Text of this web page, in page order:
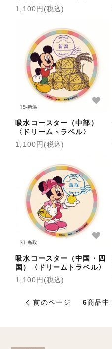
ル〉
1,100円(税込)
吸水コースター（中部）
〈ドリームトラベル〉
1,100円(税込)
吸水コースター（中国・四
国）〈ドリームトラベル〉
1,100円(税込)
前のページ 6商品中